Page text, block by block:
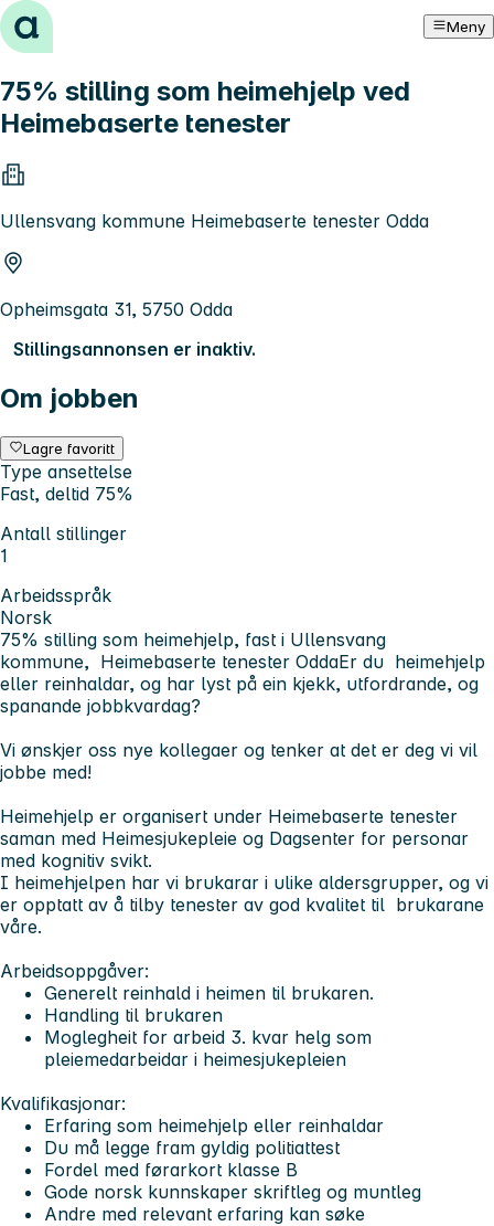
Hopp til innhold Meny
75% stilling som heimehjelp ved
Heimebaserte tenester
Ullensvang kommune Heimebaserte tenester Odda
Opheimsgata 31, 5750 Odda
Stillingsannonsen er inaktiv.
Om jobben
Lagre favoritt
Type ansettelse
Fast, deltid 75%
Antall stillinger
1
Arbeidsspråk
Norsk
75% stilling som heimehjelp, fast i Ullensvang
kommune, Heimebaserte tenester OddaEr du heimehjelp
eller reinhaldar, og har lyst på ein kjekk, utfordrande, og
spanande jobbkvardag?
Vi ønskjer oss nye kollegaer og tenker at det er deg vi vil
jobbe med!
Heimehjelp er organisert under Heimebaserte tenester
saman med Heimesjukepleie og Dagsenter for personar
med kognitiv svikt.
I heimehjelpen har vi brukarar i ulike aldersgrupper, og vi
er opptatt av å tilby tenester av god kvalitet til brukarane
våre.
Arbeidsoppgåver:
Generelt reinhald i heimen til brukaren.
Handling til brukaren
Moglegheit for arbeid 3. kvar helg som
pleiemedarbeidar i heimesjukepleien
Kvalifikasjonar:
Erfaring som heimehjelp eller reinhaldar
Du må legge fram gyldig politiattest
Fordel med førarkort klasse B
Gode norsk kunnskaper skriftleg og muntleg
Andre med relevant erfaring kan søke